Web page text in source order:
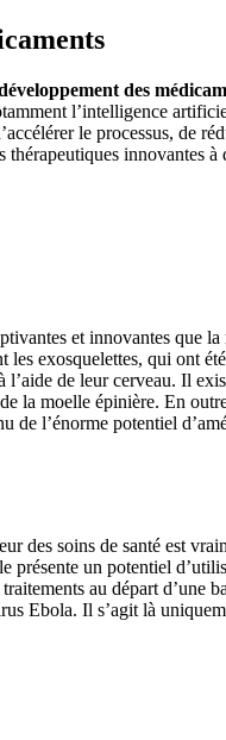
des
l’intelligence
le processus, de
innovantes
et innovantes que
les exosquelettes, qui ont
de leur cerveau. Il
la moelle épinière. En
de l’énorme potentiel
des soins de santé est
présente un potentiel
au départ d’une
Ebola. Il s’agit là